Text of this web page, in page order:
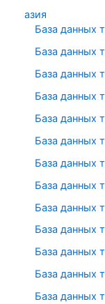
азия
База данных
База данных
База данных
База данных
База данных
База данных
База данных
База данных
База данных
База данных
База данных
База данных
База данных